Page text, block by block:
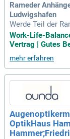
Rameder
Ludwigshafen
Werde Teil der
udwigshafen am
orragende
utos und freut es
en? In unseren
st du die
lation von
beitsweise und
-Meister (m/w/d).
estalte
Work-Life-
Vertrag | Gutes
mehr erfahren
OptikHaus